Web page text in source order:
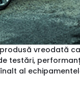
vreodată
testări,
al